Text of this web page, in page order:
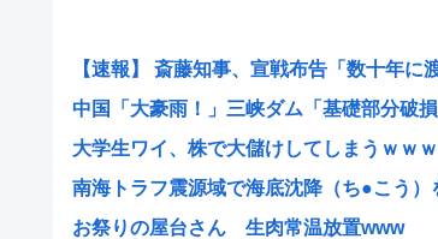
【速報】 斎藤知事、宣戦布告「数十年に
中国「大豪雨！」三峡ダム「基礎部分破
大学生ワイ、株で大儲けしてしまうｗｗ
南海トラフ震源域で海底沈降（ち●こう）
お祭りの屋台さん 生肉常温放置www